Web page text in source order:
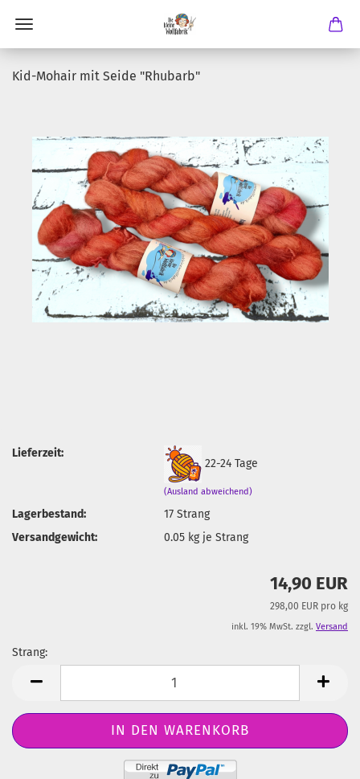
Kid-Mohair mit Seide "Rhubarb"
Lieferzeit:
22-24 Tage
(Ausland abweichend)
Lagerbestand: 17Strang
Versandgewicht:
0.05 kg je Strang
14,90 EUR
298,00 EUR pro kg
inkl. 19% MwSt. zzgl. Versand
Strang: